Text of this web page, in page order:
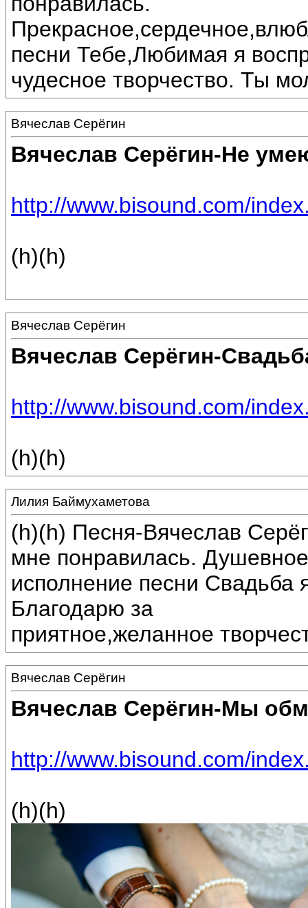
песни Тебе,Любимая я
чудесное творчество. Ты
Вячеслав Серёгин
Вячеслав Серёгин-Не
http://www.bisound.com/
(h)(h)
Вячеслав Серёгин
Вячеслав Серёгин-
http://www.bisound.com/
(h)(h)
Лилия Баймухаметова
(h)(h) Песня-Вячеслав
мне понравилась.
исполнение песни Свадьба
Благодарю за
приятное,желанное
Вячеслав Серёгин
Вячеслав Серёгин-Мы
http://www.bisound.com/
(h)(h)